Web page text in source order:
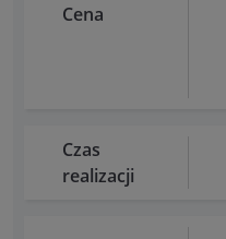
Cena
Czas
realizacji